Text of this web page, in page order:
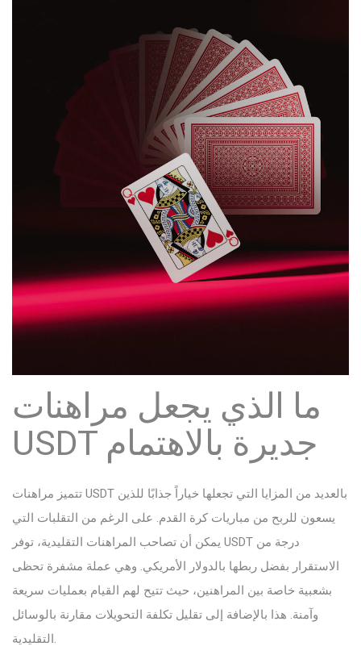
ما الذي يجعل مراهنات
USDT جديرة بالاهتمام
تتميز مراهنات USDT بالعديد من المزايا التي تجعلها خياراً جذابًا للذين
يسعون للربح من مباريات كرة القدم. على الرغم من التقلبات التي
يمكن أن تصاحب المراهنات التقليدية، توفر USDT درجة من
الاستقرار بفضل ربطها بالدولار الأمريكي. وهي عملة مشفرة تحظى
بشعبية خاصة بين المراهنين، حيث تتيح لهم القيام بعمليات سريعة
وآمنة. هذا بالإضافة إلى تقليل تكلفة التحويلات مقارنة بالوسائل
التقليدية.